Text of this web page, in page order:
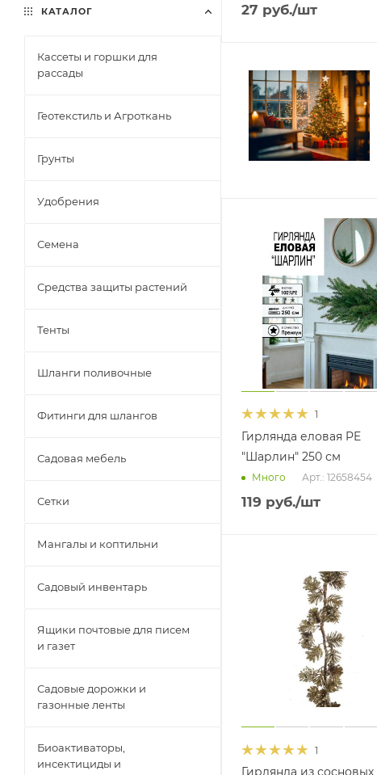
27 руб./шт
1
Гирлянда еловая PE
"Шарлин" 250 см
Много Арт.: 12658454
119 руб./шт
1
Гирлянда из сосновых
КАТАЛОГ
Кассеты и горшки для
рассады
Геотекстиль и Агроткань
Грунты
Удобрения
Семена
Средства защиты растений
Тенты
Шланги поливочные
Фитинги для шлангов
Садовая мебель
Сетки
Мангалы и коптильни
Садовый инвентарь
Ящики почтовые для писем
и газет
Садовые дорожки и
газонные ленты
Биоактиваторы,
инсектициды и